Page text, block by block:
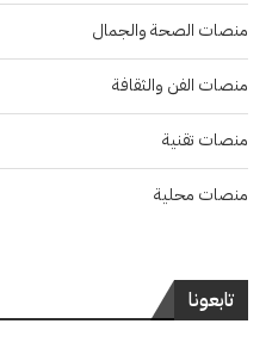
منصات الصحة والجمال
منصات الفن والثقافة
منصات تقنية
منصات محلية
تابعونا